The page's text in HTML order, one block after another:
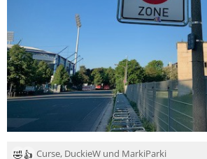
Curse, DuckieW und MarkiParki